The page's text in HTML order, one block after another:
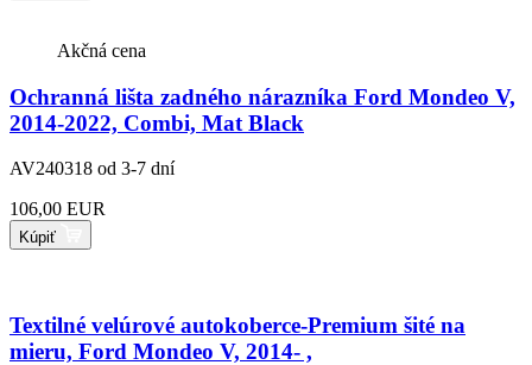
Akčná cena
Ochranná lišta zadného nárazníka Ford Mondeo V,
2014-2022, Combi, Mat Black
AV240318 od 3-7 dní
106,00 EUR
Kúpiť
Textilné velúrové autokoberce-Premium šité na
mieru, Ford Mondeo V, 2014- ,